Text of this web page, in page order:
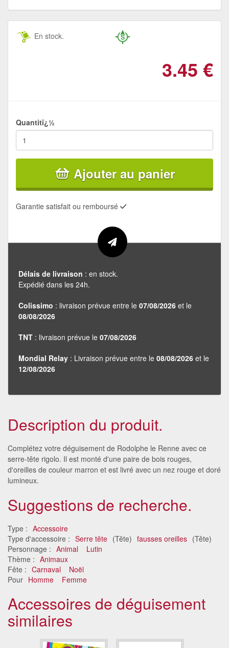
En stock.
3.45 €
Quantitï¿½
Ajouter au panier
Garantie satisfait ou remboursé
Délais de livraison : en stock.
Expédié dans les 24h.
Colissimo : livraison prévue entre le 07/08/2026 et le
08/08/2026
TNT : livraison prévue le 07/08/2026
Mondial Relay : Livraison prévue entre le 08/08/2026 et le
12/08/2026
Description du produit.
Complétez votre déguisement de Rodolphe le Renne avec ce
serre-tête rigolo. Il est monté d'une paire de bois rouges,
d'oreilles de couleur marron et est livré avec un nez rouge et doré
lumineux.
Suggestions de recherche.
Type : Accessoire
Type d'accessoire : Serre tête (Tête) fausses oreilles (Tête)
Personnage : Animal
Lutin
Thème : Animaux
Fête : Carnaval
Noël
Pour Homme Femme
Accessoires de déguisement
similaires